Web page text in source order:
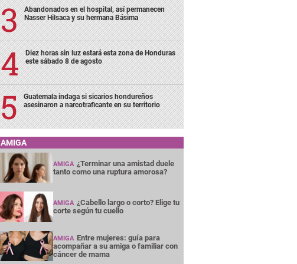
Abandonados en el hospital, así permanecen
Nasser Hilsaca y su hermana Básima
Diez horas sin luz estará esta zona de Honduras
este sábado 8 de agosto
Guatemala indaga si sicarios hondureños
asesinaron a narcotraficante en su territorio
AMIGA
AMIGA ¿Terminar una amistad duele
tanto como una ruptura amorosa?
AMIGA ¿Cabello largo o corto? Elige tu
corte según tu cuello
AMIGA Entre mujeres: guía para
acompañar a su amiga o familiar con
cáncer de mama